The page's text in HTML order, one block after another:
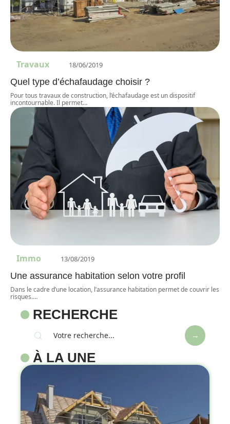
Travaux 18/06/2019
Quel type d’échafaudage choisir ?
Pour tous travaux de construction, l’échafaudage est un dispositif
incontournable. Il permet…
Immo 13/08/2019
Une assurance habitation selon votre profil
Dans le cadre d’une location, l’assurance habitation permet de couvrir les
risques.…
RECHERCHE
À LA UNE